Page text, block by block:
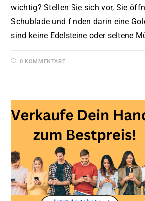
wichtig? Stellen Sie sich vor, Sie
Schublade und finden darin eine
sind keine Edelsteine oder seltene
0 KOMMENTARE